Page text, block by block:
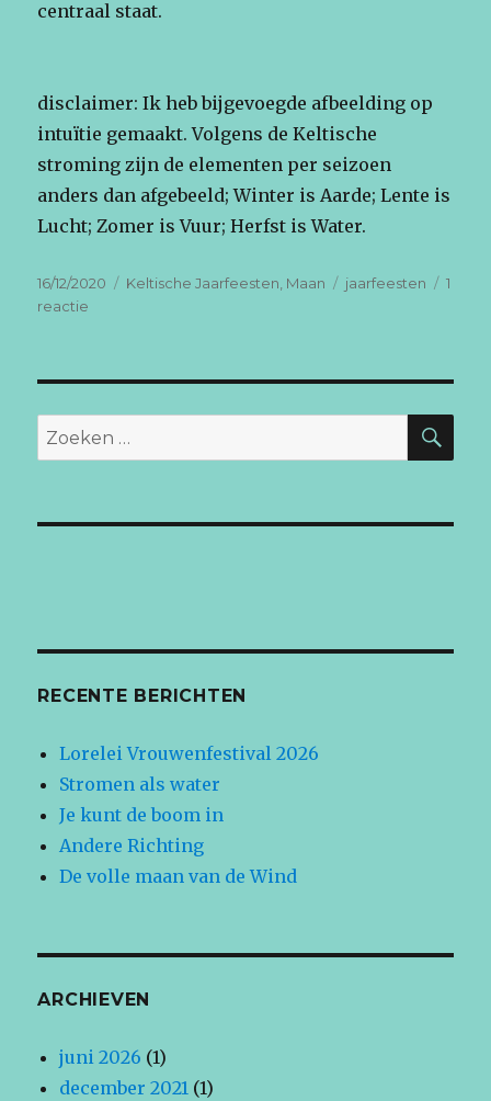
centraal staat.
disclaimer: Ik heb bijgevoegde afbeelding op
intuïtie gemaakt. Volgens de Keltische
stroming zijn de elementen per seizoen
anders dan afgebeeld; Winter is Aarde; Lente is
Lucht; Zomer is Vuur; Herfst is Water.
Geplaatst
op
16/12/2020 Categorieën
Keltische Jaarfeesten, Maan Tags
jaarfeesten
1
reactie
Zoeken
naar:
RECENTE BERICHTEN
Lorelei Vrouwenfestival 2026
Stromen als water
Je kunt de boom in
Andere Richting
De volle maan van de Wind
ARCHIEVEN
juni 2026 (1)
december 2021 (1)